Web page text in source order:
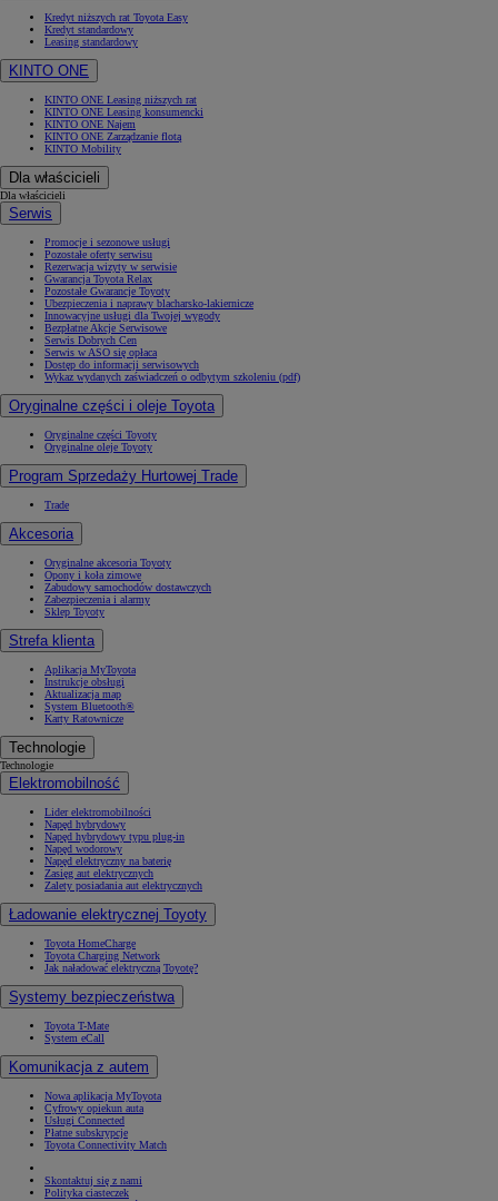
Kredyt niższych rat Toyota Easy
Kredyt standardowy
Leasing standardowy
KINTO ONE
KINTO ONE Leasing niższych rat
KINTO ONE Leasing konsumencki
KINTO ONE Najem
KINTO ONE Zarządzanie flotą
KINTO Mobility
Dla właścicieli
Dla właścicieli
Serwis
Promocje i sezonowe usługi
Pozostałe oferty serwisu
Rezerwacja wizyty w serwisie
Gwarancja Toyota Relax
Pozostałe Gwarancje Toyoty
Ubezpieczenia i naprawy blacharsko-lakiernicze
Innowacyjne usługi dla Twojej wygody
Bezpłatne Akcje Serwisowe
Serwis Dobrych Cen
Serwis w ASO się opłaca
Dostęp do informacji serwisowych
Wykaz wydanych zaświadczeń o odbytym szkoleniu (pdf)
Oryginalne części i oleje Toyota
Oryginalne części Toyoty
Oryginalne oleje Toyoty
Program Sprzedaży Hurtowej Trade
Trade
Akcesoria
Oryginalne akcesoria Toyoty
Opony i koła zimowe
Zabudowy samochodów dostawczych
Zabezpieczenia i alarmy
Sklep Toyoty
Strefa klienta
Aplikacja MyToyota
Instrukcje obsługi
Aktualizacja map
System Bluetooth®
Karty Ratownicze
Technologie
Technologie
Elektromobilność
Lider elektromobilności
Napęd hybrydowy
Napęd hybrydowy typu plug-in
Napęd wodorowy
Napęd elektryczny na baterię
Zasięg aut elektrycznych
Zalety posiadania aut elektrycznych
Ładowanie elektrycznej Toyoty
Toyota HomeCharge
Toyota Charging Network
Jak naładować elektryczną Toyotę?
Systemy bezpieczeństwa
Toyota T-Mate
System eCall
Komunikacja z autem
Nowa aplikacja MyToyota
Cyfrowy opiekun auta
Usługi Connected
Płatne subskrypcje
Toyota Connectivity Match
Skontaktuj się z nami
Polityka ciasteczek